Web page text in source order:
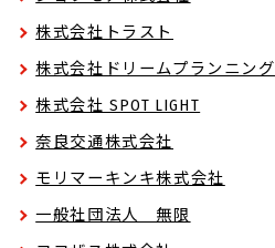
株式会社トラスト
株式会社ドリームプランニング
株式会社 SPOT LIGHT
奈良交通株式会社
モリマーキンキ株式会社
一般社団法人 無限